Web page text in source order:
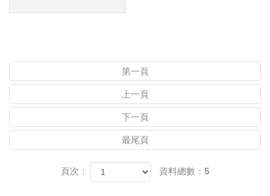
第一頁
上一頁
下一頁
最尾頁
頁次： 資料總數：5